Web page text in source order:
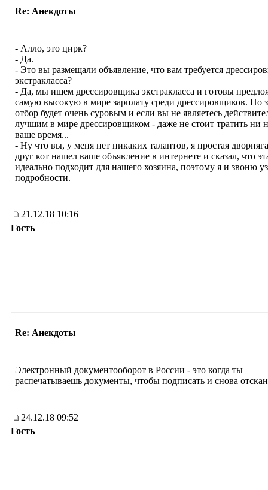
Re: Анекдоты
- Алло, это цирк?
- Да.
- Это вы размещали объявление, что вам требуется
экстракласса?
- Да, мы ищем дрессировщика экстракласса и готовы
самую высокую в мире зарплату среди дрессировщиков. Но
отбор будет очень суровым и если вы не являетесь
лучшим в мире дрессировщиком - даже не стоит тратить ни
ваше время...
- Ну что вы, у меня нет никаких талантов, я простая
друг кот нашел ваше объявление в интернете и сказал, что
идеально подходит для нашего хозяина, поэтому я и звоню
подробности.
21.12.18 10:16
Гость
Re: Анекдоты
Электронный документооборот в России - это когда ты
распечатываешь документы, чтобы подписать и снова
24.12.18 09:52
Гость